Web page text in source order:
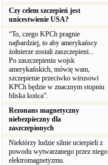
Czy celem szczepień jest
unicestwienie USA?
“To, czego KPCh pragnie
najbardziej, to aby amerykańscy
żołnierze zostali zaszczepieni...
Po zaszczepieniu wojsk
amerykańskich, mówię wam,
szczepienie przeciwko wirusowi
KPCh będzie w znacznym stopniu
bliska końca”.
Rezonans magnetyczny
niebezpieczny dla
zaszczepionych
Niektórzy ludzie silnie ucierpieli z
powodu wytwarzanego przez niego
elektromagnetyzmu.